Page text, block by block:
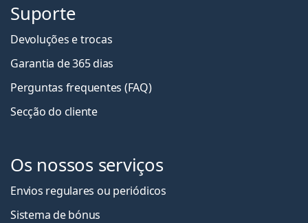
Suporte
Devoluções e trocas
Garantia de 365 dias
Perguntas frequentes (FAQ)
Secção do cliente
Os nossos serviços
Envios regulares ou periódicos
Sistema de bónus